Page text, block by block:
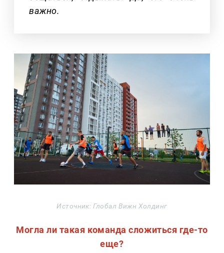
важно.
Источник: Глобал Вижн Холдинг
Могла ли такая команда сложиться где-то
еще?